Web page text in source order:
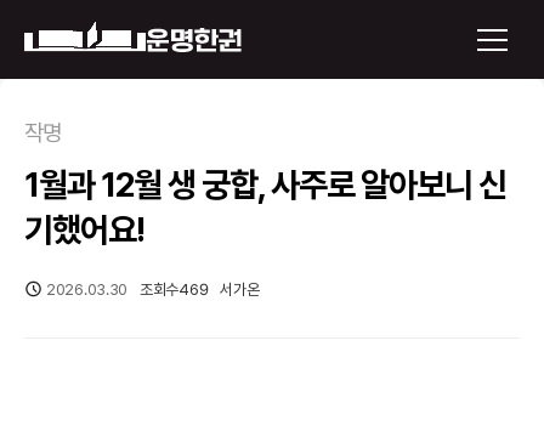
운명한권 보기
미래 배우자 얼굴
작명
1월과 12월 생 궁합, 사주로 알아보니 신
기했어요!
2026.03.30 조회수469 서가온